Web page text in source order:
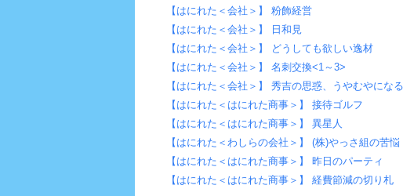
【はにれた＜会社＞】 粉飾経営
【はにれた＜会社＞】 日和見
【はにれた＜会社＞】 どうしても欲しい逸材
【はにれた＜会社＞】 名刺交換<1～3>
【はにれた＜会社＞】 秀吉の思惑、うやむやにな
【はにれた＜はにれた商事＞】 接待ゴルフ
【はにれた＜はにれた商事＞】 異星人
【はにれた＜わしらの会社＞】 (株)やっさ組の苦悩
【はにれた＜はにれた商事＞】 昨日のパーティ
【はにれた＜はにれた商事＞】 経費節減の切り札